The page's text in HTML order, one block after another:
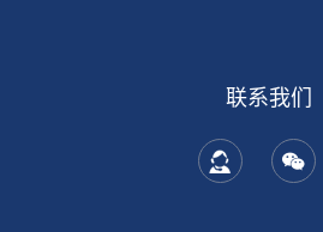
联系我们